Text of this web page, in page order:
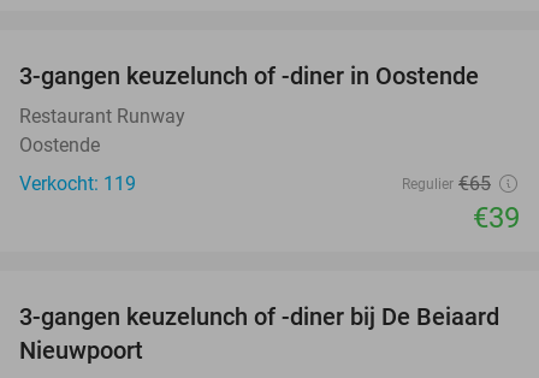
40%
3-gangen keuzelunch of -diner in Oostende
Restaurant Runway
Oostende
Verkocht: 119
Regulier €65
€39
44%
3-gangen keuzelunch of -diner bij De Beiaard
Nieuwpoort